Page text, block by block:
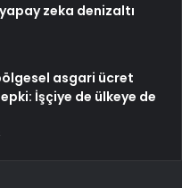
zeka denizaltı
asgari ücret
İşçiye de ülkeye de